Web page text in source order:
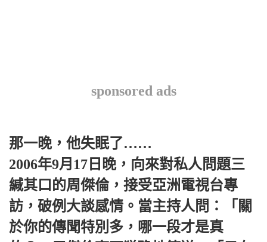
sponsored ads
那一晚，他失眠了……
2006年9月17日晚，向來對私人問題三
緘其口的周傑倫，接受亞洲電視台專
訪，破例大談感情。當主持人問：「關
於你的傳聞特別多，哪一段才是真